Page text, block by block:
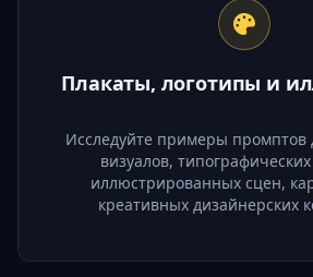
Плакаты, логотипы и
Исследуйте примеры промптов
визуалов,
иллюстрированных сцен,
креативных дизайнерских